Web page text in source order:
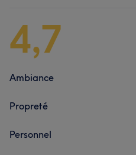
4,7
Ambiance
Propreté
Personnel